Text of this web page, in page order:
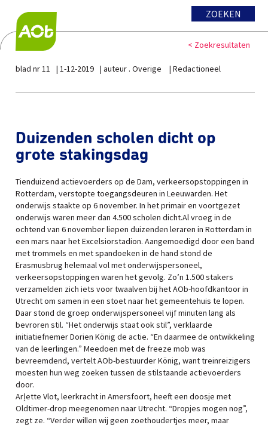
ZOEKEN
< Zoekresultaten
blad nr 11 1-12-2019 auteur . Overige Redactioneel
Duizenden scholen dicht op
grote stakingsdag
Tienduizend actievoerders op de Dam, verkeersopstoppingen in
Rotterdam, verstopte toegangsdeuren in Leeuwarden. Het
onderwijs staakte op 6 november. In het primair en voortgezet
onderwijs waren meer dan 4.500 scholen dicht.Al vroeg in de
ochtend van 6 november liepen duizenden leraren in Rotterdam in
een mars naar het Excelsiorstadion. Aangemoedigd door een band
met trommels en met spandoeken in de hand stond de
Erasmusbrug helemaal vol met onderwijspersoneel,
verkeersopstoppingen waren het gevolg. Zo’n 1.500 stakers
verzamelden zich iets voor twaalven bij het AOb-hoofdkantoor in
Utrecht om samen in een stoet naar het gemeentehuis te lopen.
Daar stond de groep onderwijspersoneel vijf minuten lang als
bevroren stil. “Het onderwijs staat ook stil”, verklaarde
initiatiefnemer Dorien König de actie. “En daarmee de ontwikkeling
van de leerlingen.” Meedoen met de freeze mob was
bevreemdend, vertelt AOb-bestuurder König, want treinreizigers
moesten hun weg zoeken tussen de stilstaande actievoerders
door.
Arļette Vlot, leerkracht in Amersfoort, heeft een doosje met
Oldtimer-drop meegenomen naar Utrecht. “Dropjes mogen nog”,
zegt ze. “Verder willen wij geen zoethoudertjes meer, maar